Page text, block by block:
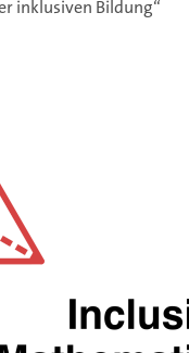
inklusiven Bildung“